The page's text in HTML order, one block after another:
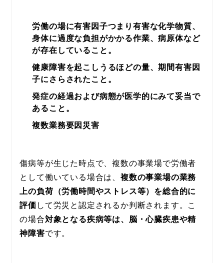
労働の場に有害因子つまり有害な化学物質、
身体に過度な負担がかかる作業、病原体など
が存在していること。
健康障害を起こしうるほどの量、期間有害因
子にさらされたこと。
発症の経過および病態が医学的にみて妥当で
あること。
複数業務要因災害
傷病等が生じた時点で、複数の事業場で労働者
として働いている場合は、 複数の事業場の業務
上の負荷（労働時間やストレス等）を総合的に
評価して労災と認定されるか判断されます。こ
の場合対象となる疾病等は、脳・心臓疾患や精
神障害です。